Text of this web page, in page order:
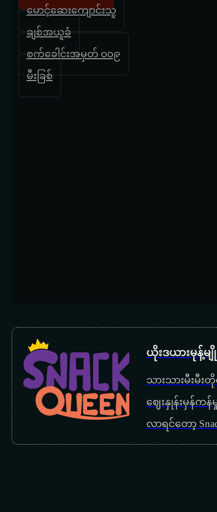
မောင့်ဆေးကျောင်းသူ
ချစ်အယူခံ
စက်ခေါင်းအမှတ် ၀၀၉
မီးခြစ်
ယိုးဒယားမုန့်
သားသားမီးမီး
ဈေးနှုန်းမှန်က
လာရင်တော့